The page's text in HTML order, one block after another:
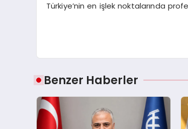
Türkiye’nin en işlek noktalarında
Benzer Haberler